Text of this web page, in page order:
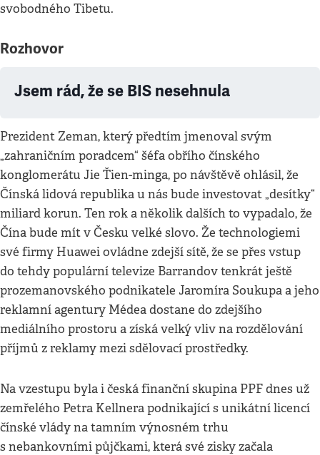
svobodného Tibetu.
Rozhovor
Jsem rád, že se BIS nesehnula
Prezident Zeman, který předtím jmenoval svým
„zahraničním poradcem“ šéfa obřího čínského
konglomerátu Jie Ťien-minga, po návštěvě ohlásil, že
Čínská lidová republika u nás bude investovat „desítky“
miliard korun. Ten rok a několik dalších to vypadalo, že
Čína bude mít v Česku velké slovo. Že technologiemi
své firmy Huawei ovládne zdejší sítě, že se přes vstup
do tehdy populární televize Barrandov tenkrát ještě
prozemanovského podnikatele Jaromíra Soukupa a jeho
reklamní agentury Médea dostane do zdejšího
mediálního prostoru a získá velký vliv na rozdělování
příjmů z reklamy mezi sdělovací prostředky.
Na vzestupu byla i česká finanční skupina PPF dnes už
zemřelého Petra Kellnera podnikající s unikátní licencí
čínské vlády na tamním výnosném trhu
s nebankovními půjčkami, která své zisky začala